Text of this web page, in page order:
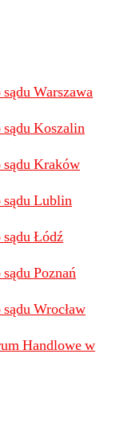
Warszawa
Koszalin
Kraków
sądu Lublin
Łódź
Poznań
Wrocław
Handlowe w